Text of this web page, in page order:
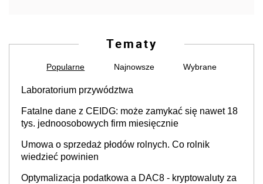
Tematy
Popularne Najnowsze Wybrane
Laboratorium przywództwa
Fatalne dane z CEIDG: może zamykać się nawet 18
tys. jednoosobowych firm miesięcznie
Umowa o sprzedaż płodów rolnych. Co rolnik
wiedzieć powinien
Optymalizacja podatkowa a DAC8 - kryptowaluty za